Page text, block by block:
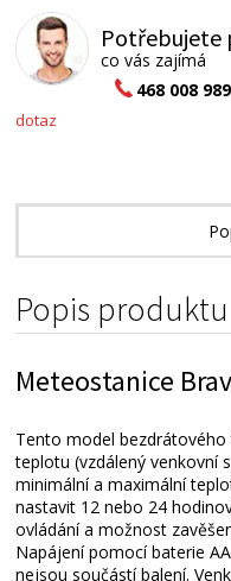
Potřebujete
co vás zajímá
468 008 989
dotaz
Popis produktu
Meteostanice
Tento model
teplotu (vzdálený venkovní
minimální a maximální
nastavit 12 nebo 24
ovládání a možnost
Napájení pomocí baterie
nejsou součástí balení.